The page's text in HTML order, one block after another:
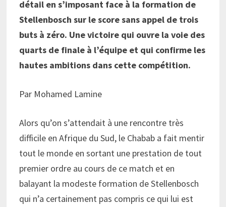
détail en s’imposant face à la formation de
Stellenbosch sur le score sans appel de trois
buts à zéro. Une victoire qui ouvre la voie des
quarts de finale à l’équipe et qui confirme les
hautes ambitions dans cette compétition.
Par Mohamed Lamine
Alors qu’on s’attendait à une rencontre très
difficile en Afrique du Sud, le Chabab a fait mentir
tout le monde en sortant une prestation de tout
premier ordre au cours de ce match et en
balayant la modeste formation de Stellenbosch
qui n’a certainement pas compris ce qui lui est